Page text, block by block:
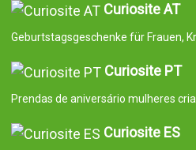
Curiosite AT
Geburtstagsgeschenke für Frauen,
Curiosite PT
Prendas de aniversário mulheres
Curiosite ES